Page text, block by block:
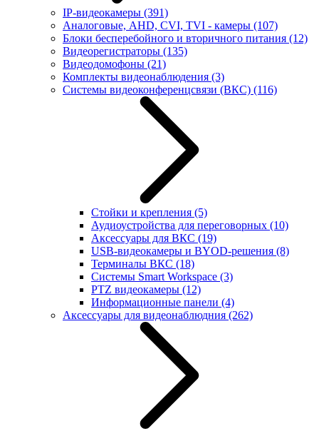
IP-видеокамеры (391)
Аналоговые, AHD, CVI, TVI - камеры (107)
Блоки бесперебойного и вторичного питания (12)
Видеорегистраторы (135)
Видеодомофоны (21)
Комплекты видеонаблюдения (3)
Системы видеоконференцсвязи (ВКС) (116)
Стойки и крепления (5)
Аудиоустройства для переговорных (10)
Аксессуары для ВКС (19)
USB-видеокамеры и BYOD-решения (8)
Терминалы ВКС (18)
Системы Smart Workspace (3)
PTZ видеокамеры (12)
Информационные панели (4)
Аксессуары для видеонаблюдния (262)